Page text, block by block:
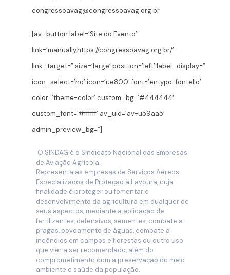
congressoavag@congressoavag.org.br
[av_button label=’Site do Evento’
link=’manually,https://congressoavag.org.br/’
link_target=” size=’large’ position=’left’ label_display=”
icon_select=’no’ icon=’ue800′ font=’entypo-fontello’
color=’theme-color’ custom_bg=’#444444′
custom_font=’#ffffff’ av_uid=’av-u59aa5′
admin_preview_bg=”]
O SINDAG é o Sindicato Nacional das Empresas
de Aviação Agrícola.
Representa as empresas de Serviços Aéreos
Especializados de Proteção à Lavoura, cuja
finalidade é proteger ou fomentar o
desenvolvimento da agricultura em qualquer de
seus aspectos, mediante a aplicação de
fertilizantes, defensivos, sementes, combate a
pragas, povoamento de águas, combate a
incêndios em campos e florestas ou outro uso
que vier a ser recomendado, além do
comprometimento com a preservação do meio
ambiente e saúde da população.